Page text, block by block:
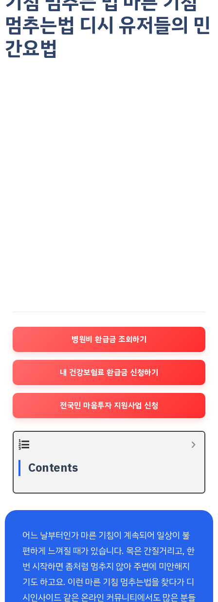
멈추는법 디시 유저들의 민
간요법
병원비 환급금 조회하기
내 건강보험료 환급금 신청하기
전국민 마음투자 지원사업 신청
Contents
어느 날부터인가 마른 기침이 계속되어 일상이 불
편하게 느껴질 때가 있습니다. 목은 간질거리고, 한
번 시작하면 좀처럼 멈추지 않아 주변에 미안해지
기도 하고요. 이런 마른 기침 멈추는법을 찾다가 디
시인사이드 같은 온라인 커뮤니티에서도 많은 분들